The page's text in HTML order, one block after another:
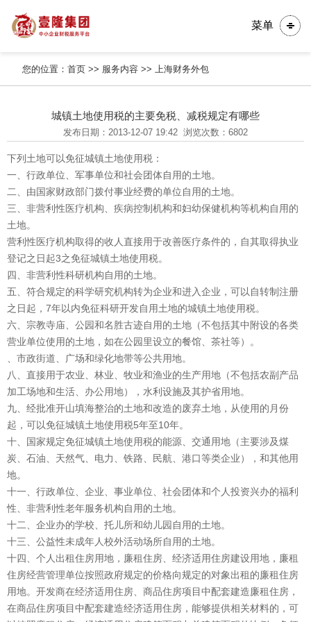
菜单
您的位置：首页 >> 服务内容 >>上海财务外包
城镇土地使用税的主要免税、减税规定有哪些
发布日期：2013-12-07 19:42 浏览次数：6802
下列土地可以免征城镇土地使用税：
一、行政单位、军事单位和社会团体自用的土地。
二、由国家财政部门拨付事业经费的单位自用的土地。
三、非营利性医疗机构、疾病控制机构和妇幼保健机构等机构自用的
土地。
营利性医疗机构取得的收人直接用于改善医疗条件的，自其取得执业
登记之日起3之免征城镇土地使用税。
四、非营利性科研机构自用的土地。
五、符合规定的科学研究机构转为企业和进入企业，可以自转制注册
之日起，7年以内免征科研开发自用土地的城镇土地使用税。
六、宗教寺庙、公园和名胜古迹自用的土地（不包括其中附设的各类
营业单位使用的土地，如在公园里设立的餐馆、茶社等）。
、市政街道、广场和绿化地带等公共用地。
八、直接用于农业、林业、牧业和渔业的生产用地（不包括农副产品
加工场地和生活、办公用地），水利设施及其护省用地。
九、经批准开山填海整治的土地和改造的废弃土地，从使用的月份
起，可以免征城镇土地使用税5年至10年。
十、国家规定免征城镇土地使用税的能源、交通用地（主要涉及煤
炭、石油、天然气、电力、铁路、民航、港口等类企业），和其他用
地。
十一、行政单位、企业、事业单位、社会团体和个人投资兴办的福利
性、非营利性老年服务机构自用的土地。
十二、企业办的学校、托儿所和幼儿园自用的土地。
十三、公益性未成年人校外活动场所自用的土地。
十四、个人出租住房用地，廉租住房、经济适用住房建设用地，廉租
住房经营管理单位按照政府规定的价格向规定的对象出租的廉租住房
用地。开发商在经济适用住房、商品住房项目中配套建造廉租住房，
在商品住房项目中配套建造经济适用住房，能够提供相关材料的，可